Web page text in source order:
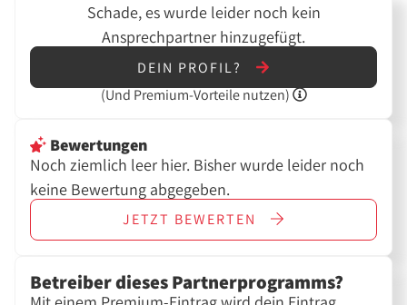
Schade, es wurde leider noch kein
Ansprechpartner hinzugefügt.
DEIN PROFIL?
(Und Premium-Vorteile nutzen)
Bewertungen
Noch ziemlich leer hier. Bisher wurde leider noch
keine Bewertung abgegeben.
JETZT BEWERTEN
Betreiber dieses Partnerprogramms?